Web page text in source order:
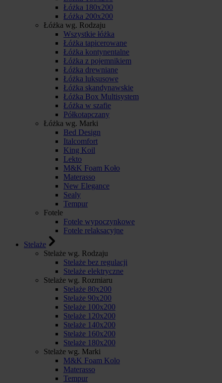
Łóżka 180x200
Łóżka 200x200
Łóżka wg. Rodzaju
Wszystkie łóżka
Łóżka tapicerowane
Łóżka kontynentalne
Łóżka z pojemnikiem
Łóżka drewniane
Łóżka luksusowe
Łóżka skandynawskie
Łóżka Box Multisystem
Łóżka w szafie
Półkotapczany
Łóżka wg. Marki
Bed Design
Italcomfort
King Koil
Lekto
M&K Foam Koło
Materasso
New Elegance
Sealy
Tempur
Fotele
Fotele wypoczynkowe
Fotele relaksacyjne
Stelaże
Stelaże wg. Rodzaju
Stelaże bez regulacji
Stelaże elektryczne
Stelaże wg. Rozmiaru
Stelaże 80x200
Stelaże 90x200
Stelaże 100x200
Stelaże 120x200
Stelaże 140x200
Stelaże 160x200
Stelaże 180x200
Stelaże wg. Marki
M&K Foam Kolo
Materasso
Tempur